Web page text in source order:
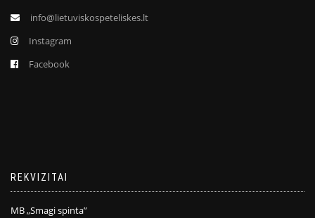
info@lietuviskospeteliskes.lt
Instagram
Facebook
REKVIZITAI
MB „Smagi spinta”